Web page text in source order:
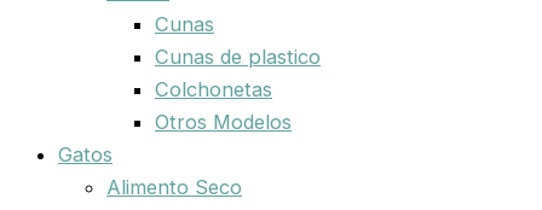
Cunas
Cunas de plastico
Colchonetas
Otros Modelos
Gatos
Alimento Seco